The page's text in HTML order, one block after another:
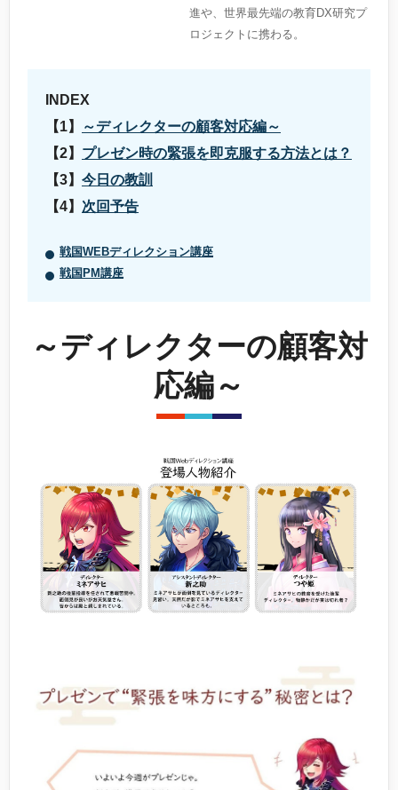
進や、世界最先端の教育DX研究プ
ロジェクトに携わる。
INDEX
～ディレクターの顧客対応編～
プレゼン時の緊張を即克服する方法とは？
今日の教訓
次回予告
戦国WEBディレクション講座
戦国PM講座
～ディレクターの顧客対
応編～